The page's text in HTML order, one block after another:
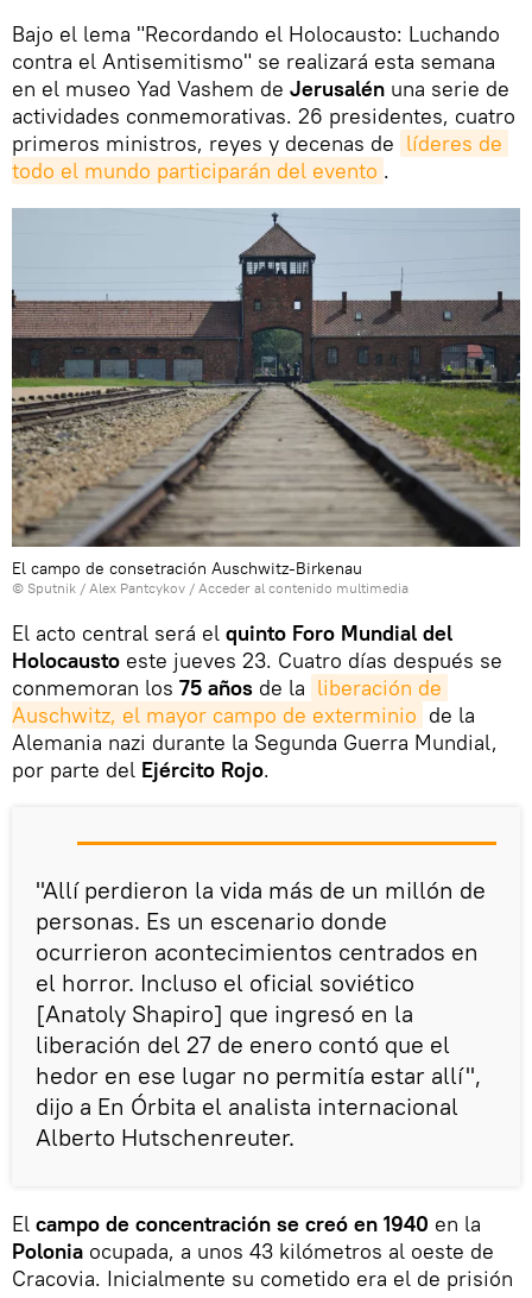
Bajo el lema "Recordando el Holocausto: Luchando
contra el Antisemitismo" se realizará esta semana
en el museo Yad Vashem de Jerusalén una serie de
actividades conmemorativas. 26 presidentes, cuatro
primeros ministros, reyes y decenas de líderes de
todo el mundo participarán del evento .
El campo de consetración Auschwitz-Birkenau
© Sputnik / Alex Pantcykov / Acceder al contenido multimedia
El acto central será el quinto Foro Mundial del
Holocausto este jueves 23. Cuatro días después se
conmemoran los 75 años de la liberación de
Auschwitz, el mayor campo de exterminio de la
Alemania nazi durante la Segunda Guerra Mundial,
por parte del Ejército Rojo.
"Allí perdieron la vida más de un millón de
personas. Es un escenario donde
ocurrieron acontecimientos centrados en
el horror. Incluso el oficial soviético
[Anatoly Shapiro] que ingresó en la
liberación del 27 de enero contó que el
hedor en ese lugar no permitía estar allí",
dijo a En Órbita el analista internacional
Alberto Hutschenreuter.
El campo de concentración se creó en 1940 en la
Polonia ocupada, a unos 43 kilómetros al oeste de
Cracovia. Inicialmente su cometido era el de prisión